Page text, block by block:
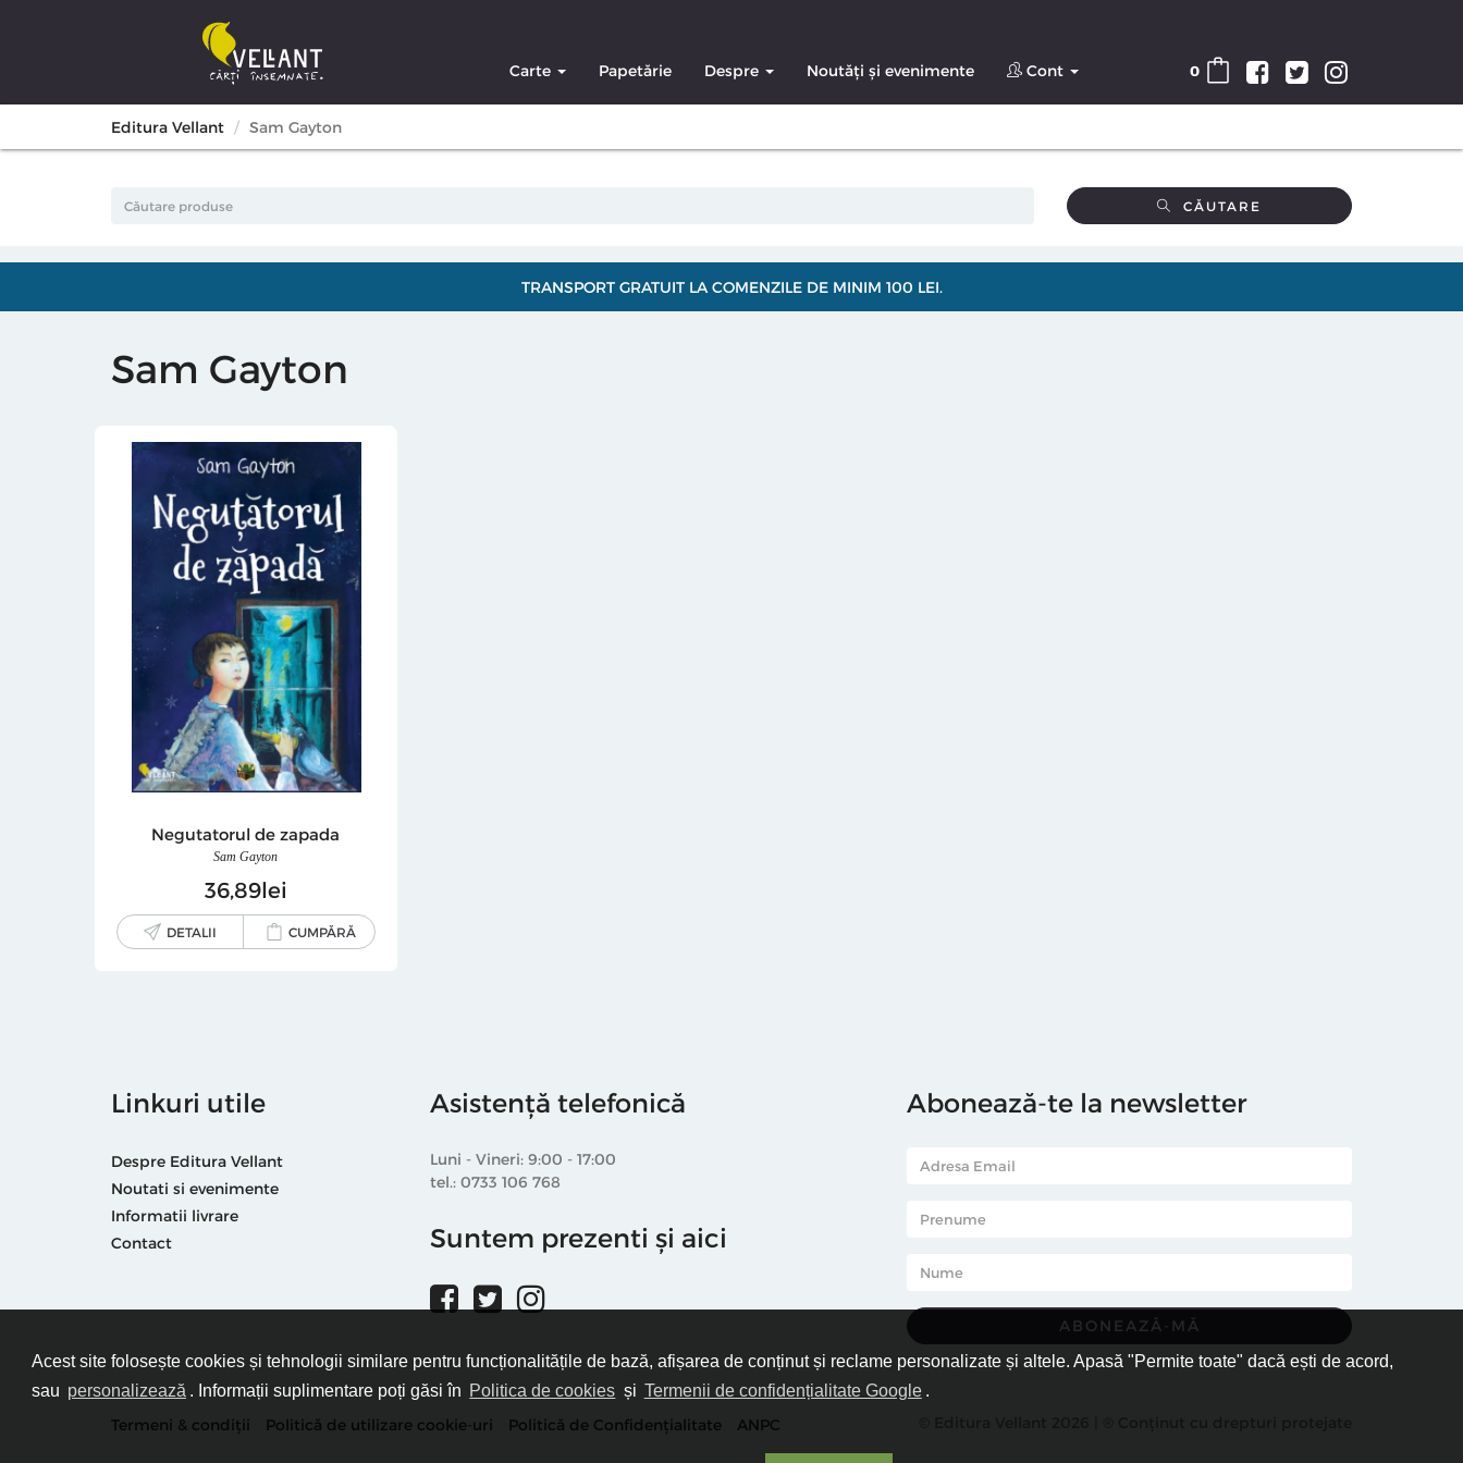
Acest site folosește cookies și tehnologii similare pentru funcționalitățile de bază, afișarea de conținut și reclame personalizate și altele. Apasă "Permite toate" dacă ești de acord,
sau personalizează . Informații suplimentare poți găsi în Politica de cookies și Termenii de confidențialitate Google .
0
Carte Papetărie Despre Noutăți și evenimente Cont
Editura Vellant Sam Gayton
CĂUTARE
TRANSPORT GRATUIT LA COMENZILE DE MINIM 100 LEI.
Sam Gayton
Negutatorul de zapada
Sam Gayton
3689lei
DETALII CUMPĂRĂ
Linkuri utile
Despre Editura Vellant
Noutati si evenimente
Informatii livrare
Contact
Asistență telefonică
Luni - Vineri: 9:00 - 17:00
tel.: 0733 106 768
Suntem prezenti și aici
Abonează-te la newsletter
Termeni & condiții Politică de utilizare cookie-uri Politică de Confidențialitate ANPC